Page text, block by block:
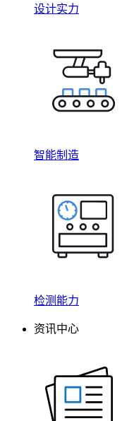
设计实力
智能制造
检测能力
资讯中心